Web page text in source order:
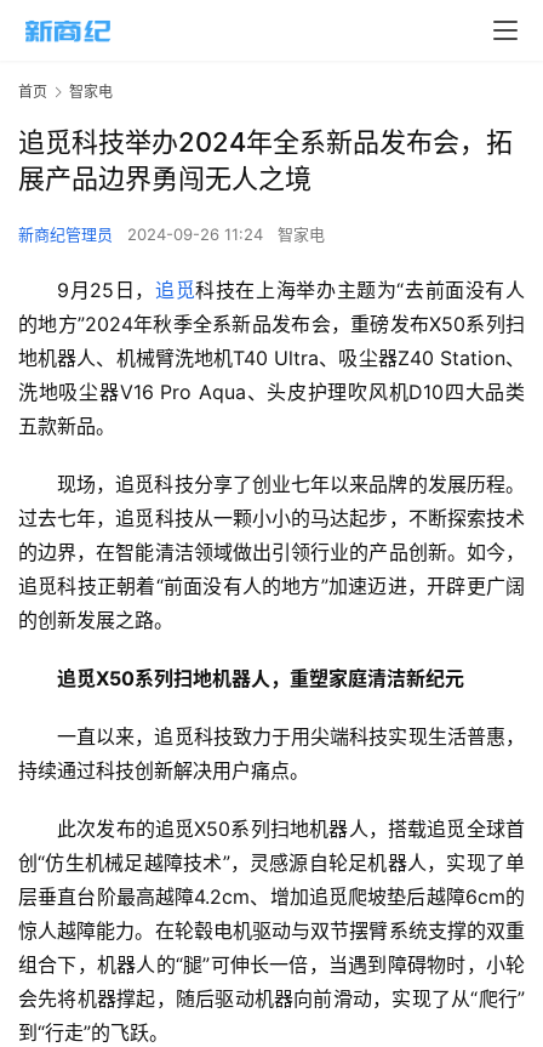
首页 智家电
追觅科技举办2024年全系新品发布会，拓
展产品边界勇闯无人之境
新商纪管理员 2024-09-26 11:24 智家电
9月25日，追觅科技在上海举办主题为“去前面没有人
的地方”2024年秋季全系新品发布会，重磅发布X50系列扫
地机器人、机械臂洗地机T40 Ultra、吸尘器Z40 Station、
洗地吸尘器V16 Pro Aqua、头皮护理吹风机D10四大品类
五款新品。
现场，追觅科技分享了创业七年以来品牌的发展历程。
过去七年，追觅科技从一颗小小的马达起步，不断探索技术
的边界，在智能清洁领域做出引领行业的产品创新。如今，
追觅科技正朝着“前面没有人的地方”加速迈进，开辟更广阔
的创新发展之路。
追觅X50系列扫地机器人，重塑家庭清洁新纪元
一直以来，追觅科技致力于用尖端科技实现生活普惠，
持续通过科技创新解决用户痛点。
此次发布的追觅X50系列扫地机器人，搭载追觅全球首
创“仿生机械足越障技术”，灵感源自轮足机器人，实现了单
层垂直台阶最高越障4.2cm、增加追觅爬坡垫后越障6cm的
惊人越障能力。在轮毂电机驱动与双节摆臂系统支撑的双重
组合下，机器人的“腿”可伸长一倍，当遇到障碍物时，小轮
会先将机器撑起，随后驱动机器向前滑动，实现了从“爬行”
到“行走”的飞跃。